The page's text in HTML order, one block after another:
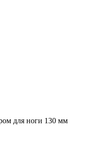
для ноги 130 мм